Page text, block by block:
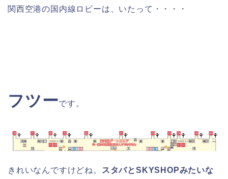
関西空港の国内線ロビーは、いたって・・・・
フツーです。
きれいなんですけどね。
スタバとSKYSHOPみたいな